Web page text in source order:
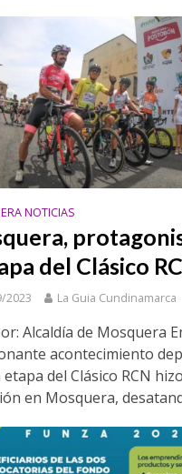
NOTICIAS
del Clásico
2023 La Guia Cundinamarca
Alcaldía de Mosquera
acontecimiento
del Clásico RCN
en Mosquera,